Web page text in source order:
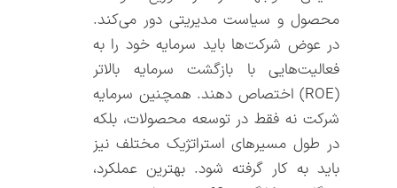
محصول و سیاست مدیریتی دور می‌کند.
در عوض شرکت‌ها باید سرمایه خود را به
فعالیت‌هایی با بازگشت سرمایه بالاتر
(ROE) اختصاص دهند. همچنین سرمایه
شرکت نه فقط در توسعه محصولات، بلکه
در طول مسیرهای استراتژیک مختلف نیز
باید به کار گرفته شود. بهترین عملکرد،